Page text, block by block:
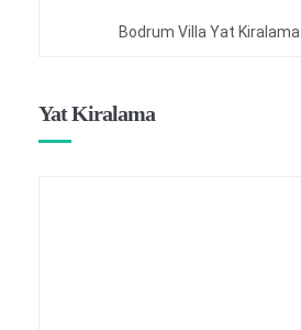
Bodrum Villa Yat Kiralama
Yat Kiralama